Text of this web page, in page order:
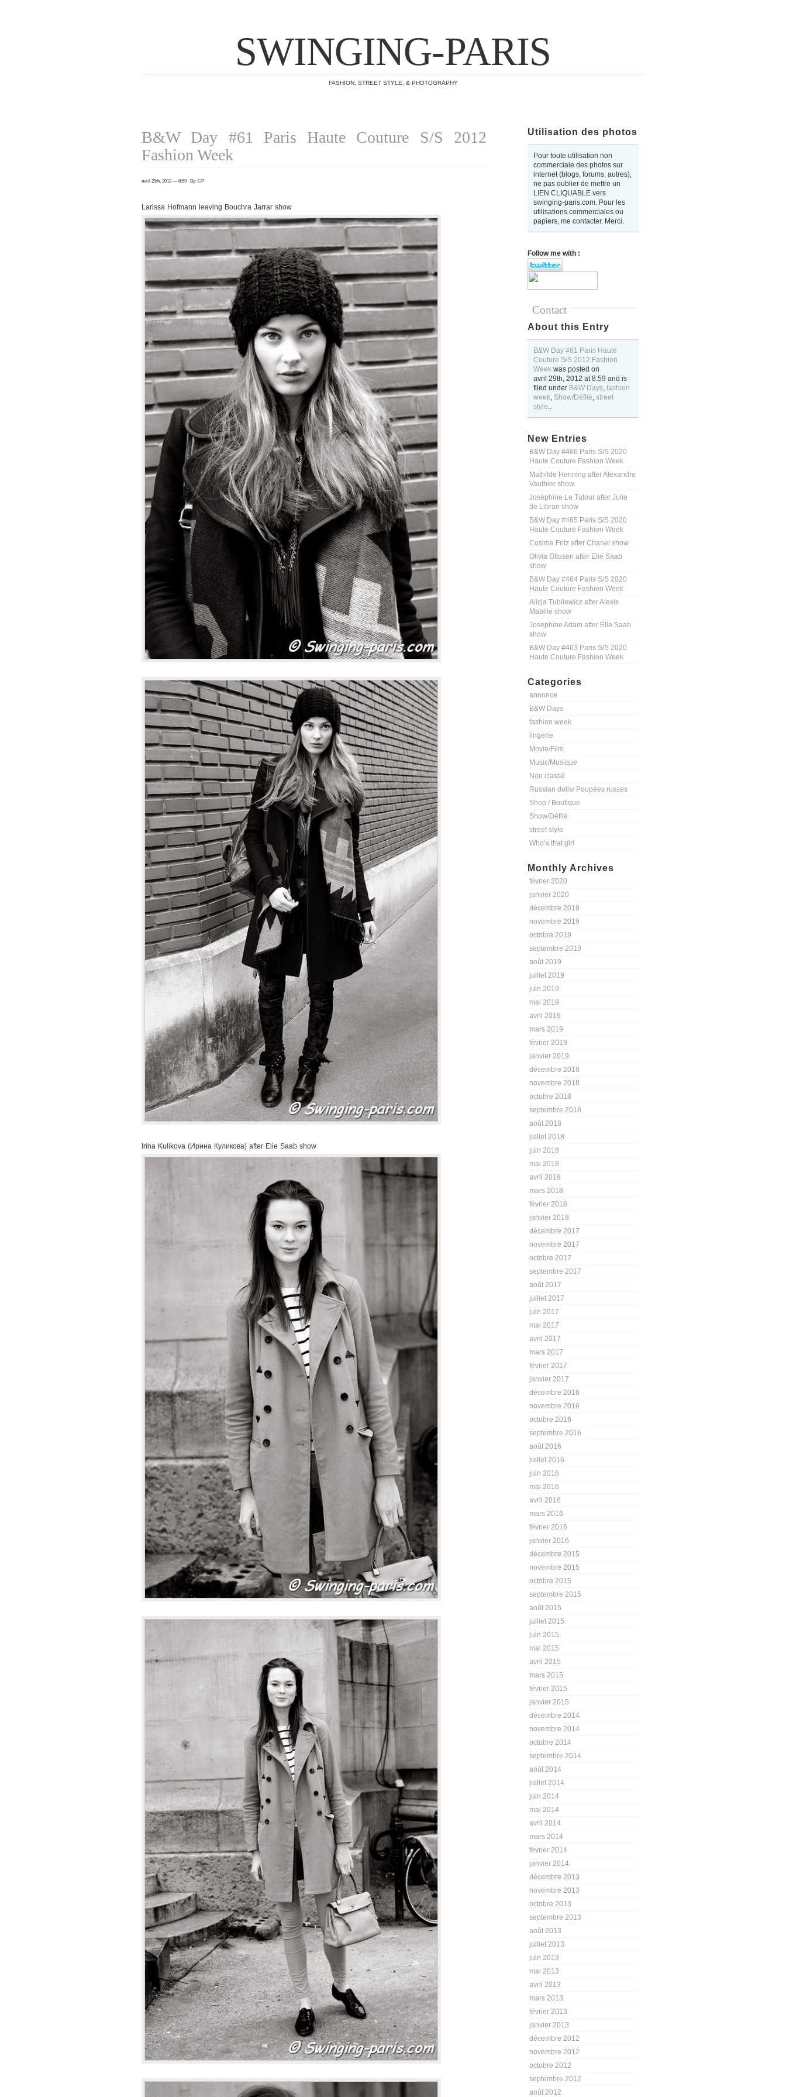
SWINGING-PARIS
FASHION, STREET STYLE, & PHOTOGRAPHY
Utilisation des photos
Pour toute utilisation non
commerciale des photos sur
internet (blogs, forums, autres),
ne pas oublier de mettre un
LIEN CLIQUABLE vers
swinging-paris.com. Pour les
utilisations commerciales ou
papiers, me contacter. Merci.
Follow me with :
Contact
About this Entry
B&W Day #61 Paris Haute
Couture S/S 2012 Fashion
Week was posted on
avril 29th, 2012 at8.59 and is
filed under B&W Days, fashion
week, Show/Défilé, street
style..
New Entries
B&W Day #466 Paris S/S 2020
Haute Couture Fashion Week
Mathilde Henning after Alexandre
Vauthier show
Joséphine Le Tutour after Julie
de Libran show
B&W Day #465 Paris S/S 2020
Haute Couture Fashion Week
Cosima Fritz after Chanel show
Olivia Ottosen after Elie Saab
show
B&W Day #464 Paris S/S 2020
Haute Couture Fashion Week
Alicja Tubilewicz after Alexis
Mabille show
Josephine Adam after Elie Saab
show
B&W Day #463 Paris S/S 2020
Haute Couture Fashion Week
Categories
annonce
B&W Days
fashion week
lingerie
Movie/Film
Music/Musique
Non classé
Russian dolls/ Poupées russes
Shop / Boutique
Show/Défilé
street style
Who’s that girl
Monthly Archives
février 2020
janvier 2020
décembre 2019
novembre 2019
octobre 2019
septembre 2019
août 2019
juillet 2019
juin 2019
mai 2019
avril 2019
mars 2019
février 2019
janvier 2019
décembre 2018
novembre 2018
octobre 2018
septembre 2018
août 2018
juillet 2018
juin 2018
mai 2018
avril 2018
mars 2018
février 2018
janvier 2018
décembre 2017
novembre 2017
octobre 2017
septembre 2017
août 2017
juillet 2017
juin 2017
mai 2017
avril 2017
mars 2017
février 2017
janvier 2017
décembre 2016
novembre 2016
octobre 2016
septembre 2016
août 2016
juillet 2016
juin 2016
mai 2016
avril 2016
mars 2016
février 2016
janvier 2016
décembre 2015
novembre 2015
octobre 2015
septembre 2015
août 2015
juillet 2015
juin 2015
mai 2015
avril 2015
mars 2015
février 2015
janvier 2015
décembre 2014
novembre 2014
octobre 2014
septembre 2014
août 2014
juillet 2014
juin 2014
mai 2014
avril 2014
mars 2014
février 2014
janvier 2014
décembre 2013
novembre 2013
octobre 2013
septembre 2013
août 2013
juillet 2013
juin 2013
mai 2013
avril 2013
mars 2013
février 2013
janvier 2013
décembre 2012
novembre 2012
octobre 2012
septembre 2012
août 2012
B&W Day #61 Paris Haute Couture S/S 2012
Fashion Week
avril 29th, 2012 — 8:59 By: CP
Larissa Hofmann leaving Bouchra Jarrar show
Irina Kulikova (Ирина Куликова) after Elie Saab show